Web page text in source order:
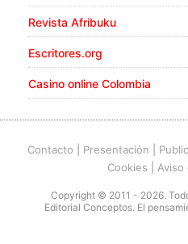
Revista Afribuku
Escritores.org
Casino online Colombia
Contacto Presentación
Cookies
Aviso
Copyright © 2011 - 2026.
Editorial Conceptos. El